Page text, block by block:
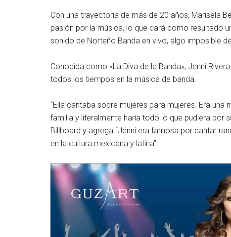
Con una trayectoria de más de 20 años, Marisela
pasión por la música, lo que dará como resultado
sonido de Norteño Banda en vivo, algo imposible
Conocida como «La Diva de la Banda», Jenni
todos los tiempos en la música de banda.
“Ella cantaba sobre mujeres para mujeres. Era
familia y literalmente haría todo lo que pudiera por
Billboard y agrega “Jenni era famosa por cantar
en la cultura mexicana y latina”.